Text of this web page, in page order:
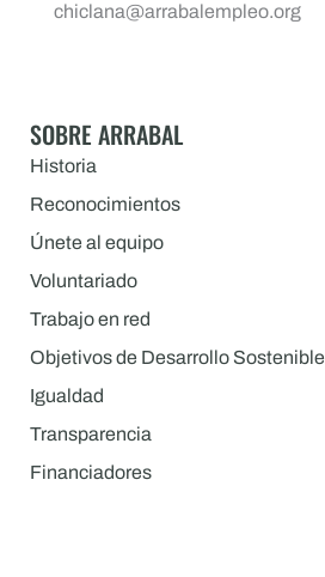
chiclana@arrabalempleo.org
SOBRE ARRABAL
Historia
Reconocimientos
Únete al equipo
Voluntariado
Trabajo en red
Objetivos de Desarrollo Sostenible
Igualdad
Transparencia
Financiadores